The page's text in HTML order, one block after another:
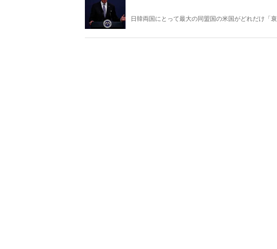
日韓両国にとって最大の同盟国の米国がどれだけ「
NATOに高まっているのは国防費をGDP比3.5%に